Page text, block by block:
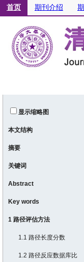
显示缩略图
本文结构
摘要
关键词
Abstract
Key words
1 路径评估方法
1.1 路径长度分数
1.2 路径反应数据库比